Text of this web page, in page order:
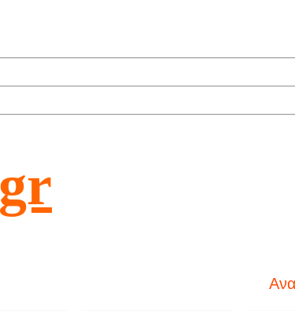
Ανακαλύψτε